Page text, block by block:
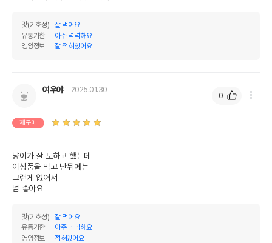
맛(기호성)
잘 먹어요
유통기한
아주 넉넉해요
영양정보
잘 적혀있어요
여우야 2025.01.30
재구매
냥이가 잘 토하고 했는데
이상품을 먹고 난뒤에는
그런게 없어서
넘 좋아요
맛(기호성)
잘 먹어요
유통기한
아주 넉넉해요
영양정보
적혀있어요
0